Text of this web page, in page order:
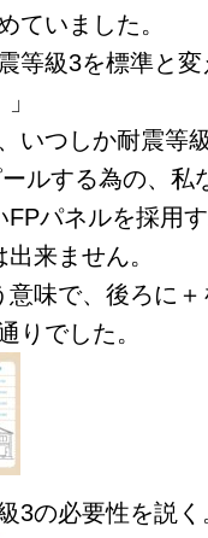
ていました。
等級3を標準と変
」
いつしか耐震等
ルする為の、私
パネルを採用
来ません。
味で、後ろに＋
りでした。
の必要性を説く